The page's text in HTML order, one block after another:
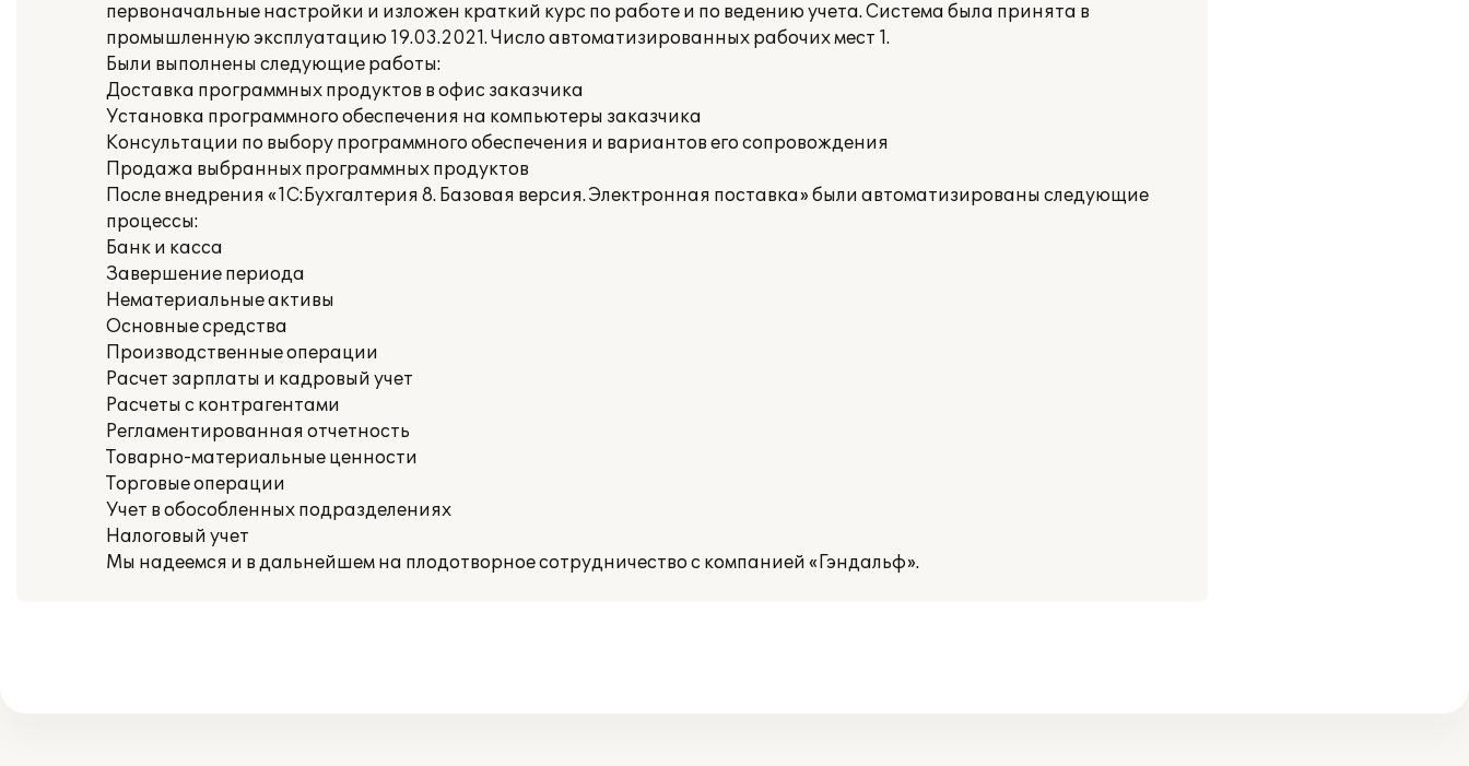
первоначальные настройки и изложен краткий курс по работе и по ведению учета. Система была принята в
промышленную эксплуатацию 19.03.2021. Число автоматизированных рабочих мест 1.
Были выполнены следующие работы:
Доставка программных продуктов в офис заказчика
Установка программного обеспечения на компьютеры заказчика
Консультации по выбору программного обеспечения и вариантов его сопровождения
Продажа выбранных программных продуктов
После внедрения «1С:Бухгалтерия 8. Базовая версия. Электронная поставка» были автоматизированы следующие
процессы:
Банк и касса
Завершение периода
Нематериальные активы
Основные средства
Производственные операции
Расчет зарплаты и кадровый учет
Расчеты с контрагентами
Регламентированная отчетность
Товарно-материальные ценности
Торговые операции
Учет в обособленных подразделениях
Налоговый учет
Мы надеемся и в дальнейшем на плодотворное сотрудничество с компанией «Гэндальф».